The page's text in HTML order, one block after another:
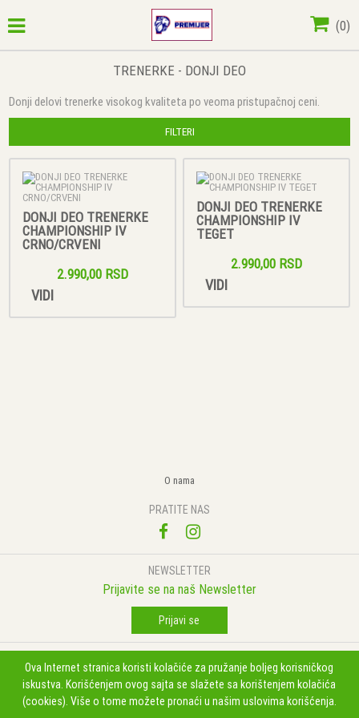
Ova Internet stranica koristi kolačiće za pružanje boljeg korisničkog
iskustva. Korišćenjem ovog sajta se slažete sa korištenjem kolačića
(cookies). Više o tome možete pronaći u našim uslovima korišćenja.
(0)
TRENERKE - DONJI DEO
Donji delovi trenerke visokog kvaliteta po veoma pristupačnoj ceni.
FILTERI
DONJI DEO TRENERKE
CHAMPIONSHIP IV
CRNO/CRVENI
2.990,00 RSD
VIDI
DONJI DEO TRENERKE
CHAMPIONSHIP IV
TEGET
2.990,00 RSD
VIDI
O nama
PRATITE NAS
NEWSLETTER
Prijavite se na naš Newsletter
Prijavi se
Premijer doo Lenjinova 2, 12000 POZAREVAC, Srbija062335619
Copyright 2026 Premijer doo Sva prava su zadržana. Powered byshopen.com